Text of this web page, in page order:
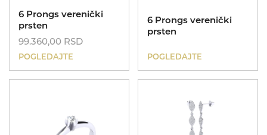
6 Prongs verenički
prsten
99.360,00 RSD
POGLEDAJTE
6 Prongs verenički
prsten
POGLEDAJTE